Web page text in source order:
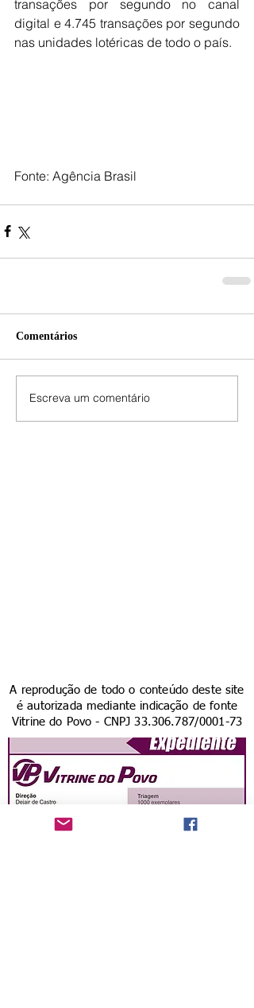
transações por segundo no canal
digital e 4.745 transações por segundo
nas unidades lotéricas de todo o país.
Fonte: Agência Brasil
Comentários
Escreva um comentário
A reprodução de todo o conteúdo deste site
é autorizada mediante indicação de fonte
Vitrine do Povo - CNPJ33.306.787/0001-73